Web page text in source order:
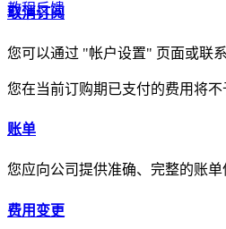
教程反馈
取消订阅
您可以通过 "帐户设置" 页面或联
您在当前订购期已支付的费用将
账单
您应向公司提供准确、完整的账
费用变更